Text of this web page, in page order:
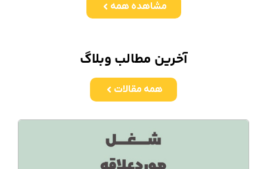
مشاهده همه
آخرین مطالب وبلاگ
همه مقالات